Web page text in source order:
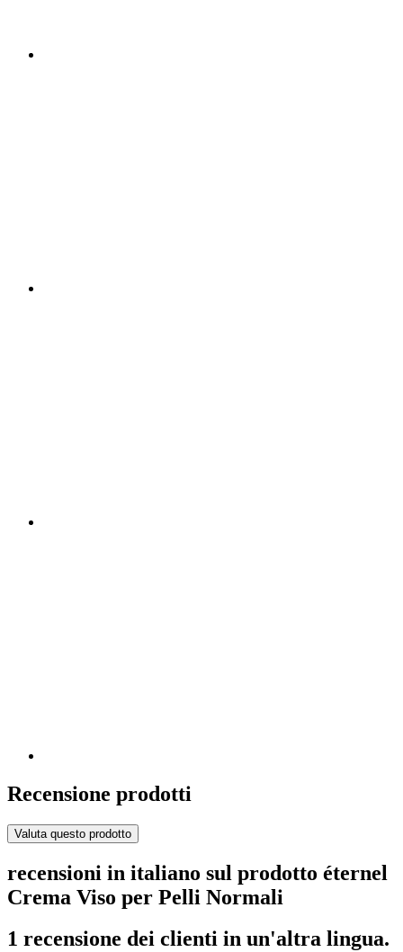
Recensione prodotti
Valuta questo prodotto
recensioni in italiano sul prodotto éternel
Crema Viso per Pelli Normali
1 recensione dei clienti in un'altra lingua.